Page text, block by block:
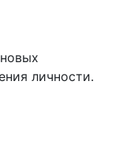
личности.